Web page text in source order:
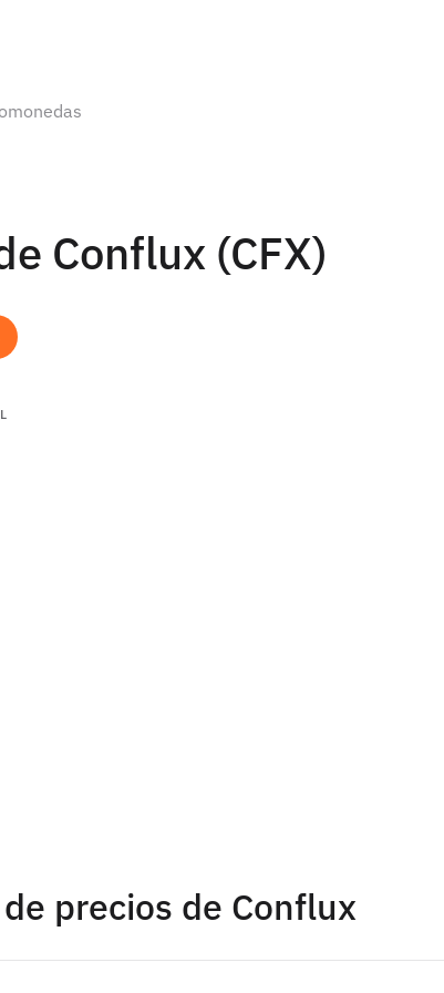
Conflux (CFX)
precios de Conflux